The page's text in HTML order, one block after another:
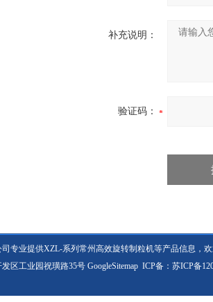
补充说明：
验证码：
专业提供XZL-系列常州高效旋转制粒机等产品信息，
区工业园祝璜路35号 GoogleSitemap ICP备： 苏ICP备